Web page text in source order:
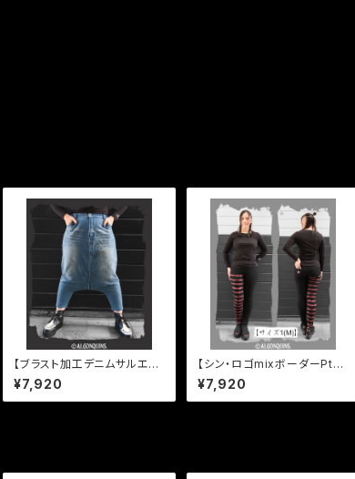
【ブラスト加工デニムサルエル
パンツ】
¥7,920
【シン・ロゴmixボーダーPtバ
イカラーレギパン】
¥7,920